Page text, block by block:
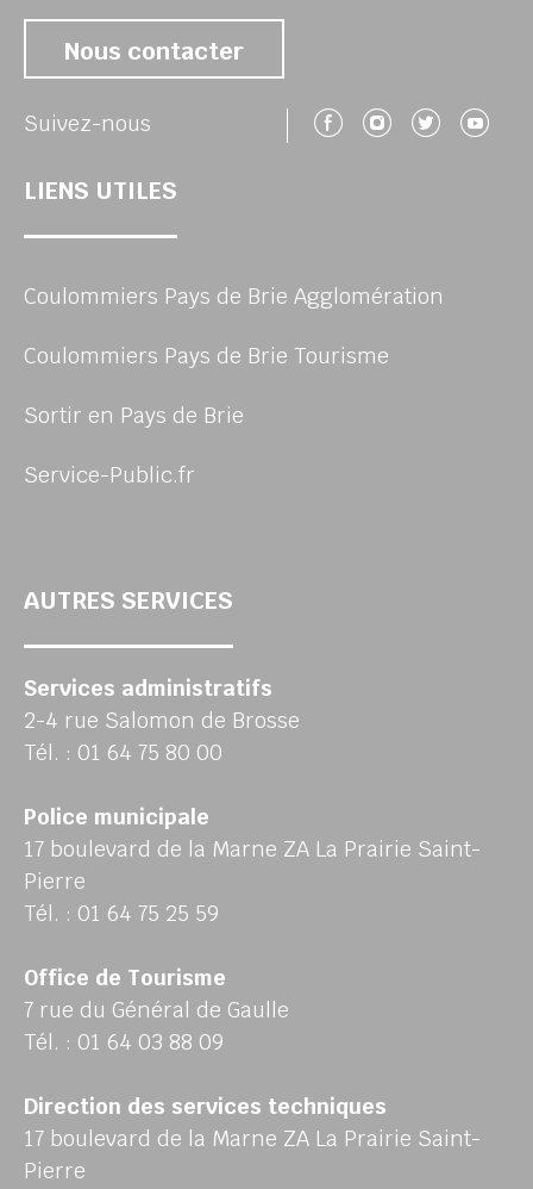
Nous contacter
Suivez-nous Suivez-nous
Suivez-
LIENS UTILES
Coulommiers Pays de Brie Agglomération
Coulommiers Pays de Brie Tourisme
Sortir en Pays de Brie
Service-Public.fr
AUTRES SERVICES
Services administratifs
2-4 rue Salomon de Brosse
Tél. : 01 64 75 80 00
Police municipale
17 boulevard de la Marne ZA La Prairie Saint-
Pierre
Tél. : 01 64 75 25 59
Office de Tourisme
7 rue du Général de Gaulle
Tél. : 01 64 03 88 09
Direction des services techniques
17 boulevard de la Marne ZA La Prairie Saint-
Pierre